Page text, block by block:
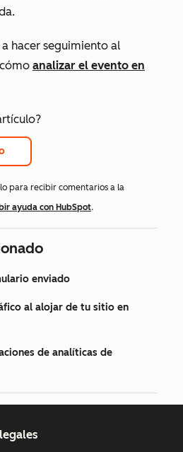
hacer seguimiento al
analizar el evento en
para recibir comentarios a la
ayuda con HubSpot.
enviado
al alojar de tu sitio en
de analíticas de